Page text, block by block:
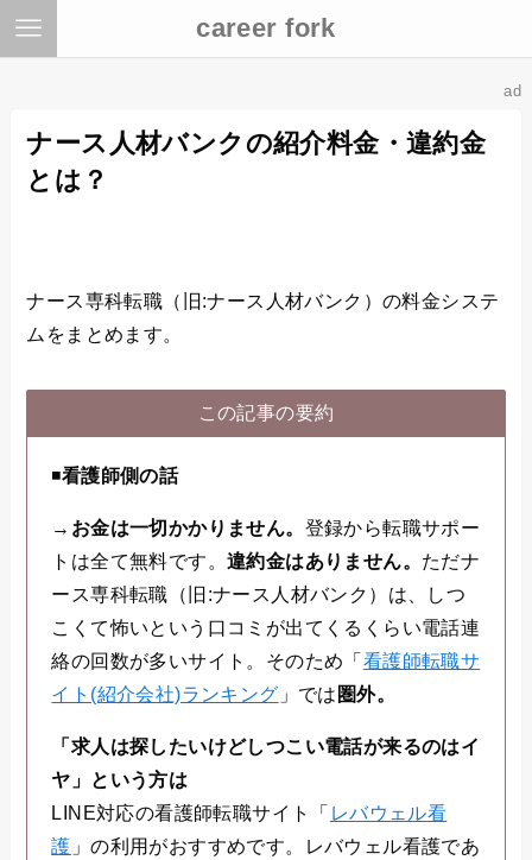
career fork
ad
ナース人材バンクの紹介料金・違約金
とは？
ナース専科転職（旧:ナース人材バンク）の料金システ
ムをまとめます。
この記事の要約
◾️看護師側の話
→ お金は一切かかりません。 登録から転職サポー
トは全て無料です。違約金はありません。 ただナ
ース専科転職（旧:ナース人材バンク）は、しつ
こくて怖いという口コミが出てくるくらい電話連
絡の回数が多いサイト。そのため「 看護師転職サ
イト(紹介会社)ランキング 」では 圏外。
「求人は探したいけどしつこい電話が来るのはイ
ヤ」という方は
LINE対応の看護師転職サイト「 レバウェル看
護 」の利用がおすすめです。レバウェル看護であ